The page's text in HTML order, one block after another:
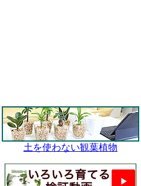
土を使わない観葉植物